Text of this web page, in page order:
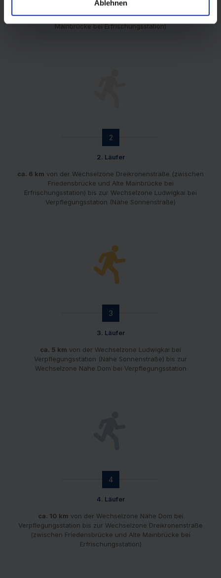
Ablehnen
vom Start beim CCW bis zur Wechselzone
Dreikronenstraße (zwischen Friedensbrücke und Alte
Mainbrücke bei Erfrischungsstation)
2
2. Läufer
ca. 6 km von der Wechselzone Dreikronenstraße (zwischen
Friedensbrücke und Alte Mainbrücke bei
Erfrischungsstation) bis zur Wechselzone Ludwigkai bei
Verpflegungsstation (Nähe Sonnenstraße)
3
3. Läufer
ca. 5 km von der Wechselzone Ludwigkai bei
Verpflegungsstation (Nähe Sonnenstraße) bis zur
Wechselzone Nähe Dom bei Verpflegungsstation
4
4. Läufer
ca. 10 km von der Wechselzone Nähe Dom bei
Verpflegungsstation bis zur Wechselzone Dreikronenstraße
(zwischen Friedensbrücke und Alte Mainbrücke bei
Erfrischungsstation)